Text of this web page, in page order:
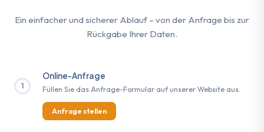
Ein einfacher und sicherer Ablauf – von der Anfrage bis zur
Rückgabe Ihrer Daten.
1
Online-Anfrage
Füllen Sie das Anfrage-Formular auf unserer Website aus.
Anfrage stellen